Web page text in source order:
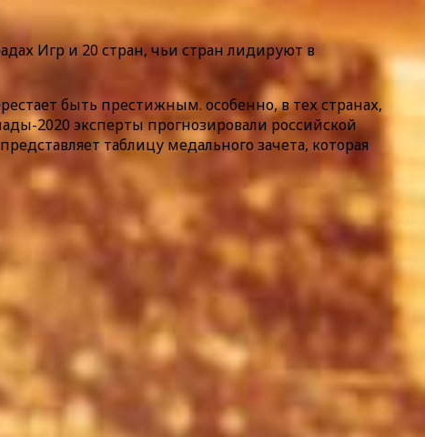
Игр и 20 стран, чьи стран лидируют в
быть престижным. особенно, в тех странах,
2020 эксперты прогнозировали российской
таблицу медального зачета, которая